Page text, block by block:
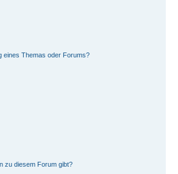
eines Themas oder Forums?
zu diesem Forum gibt?